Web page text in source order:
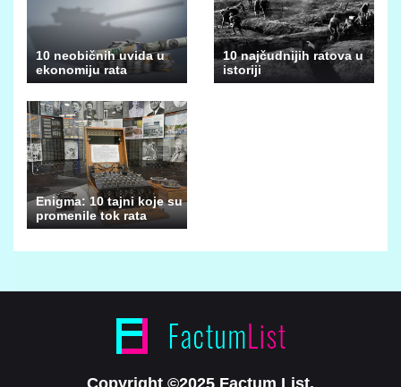
10 neobičnih uvida u
ekonomiju rata
10 najčudnijih ratova u
istoriji
Enigma: 10 tajni koje su
promenile tok rata
Copyright ©2025 Factum List.